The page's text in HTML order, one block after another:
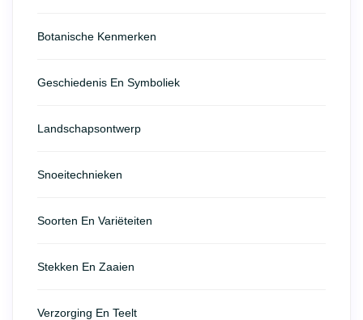
Botanische Kenmerken
Geschiedenis En Symboliek
Landschapsontwerp
Snoeitechnieken
Soorten En Variëteiten
Stekken En Zaaien
Verzorging En Teelt